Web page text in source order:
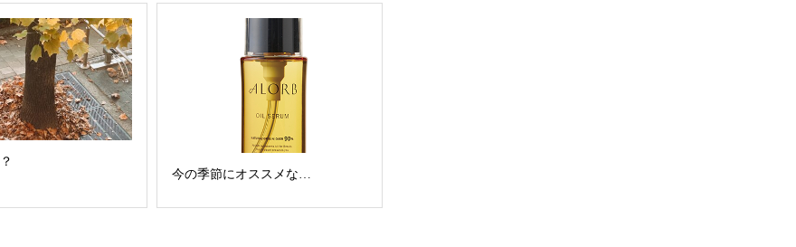
今の季節にオススメな…